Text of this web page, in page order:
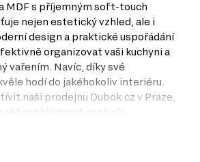
MDF s příjemným soft-touch
nejen estetický vzhled, ale i
design a praktické uspořádání
organizovat vaši kuchyni a
vařením. Navíc, díky své
hodí do jakéhokoliv interiéru.
naši prodejnu Dubok.cz v Praze,
set prohlédnout osobně!
produktu